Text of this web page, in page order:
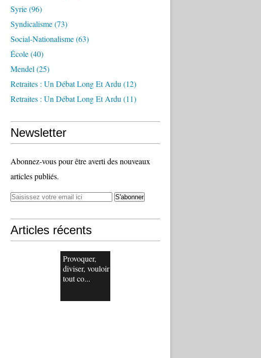
Syrie(96)
Syndicalisme(73)
Social-Nationalisme(63)
École(40)
Mendel (25)
Retraites : Un Débat Long Et Ardu (12)
Retraites : Un Débat Long Et Ardu (11)
Newsletter
Abonnez-vous pour être averti des nouveaux
articles publiés.
Articles récents
Provoquer,
diviser, vouloir
tout co...